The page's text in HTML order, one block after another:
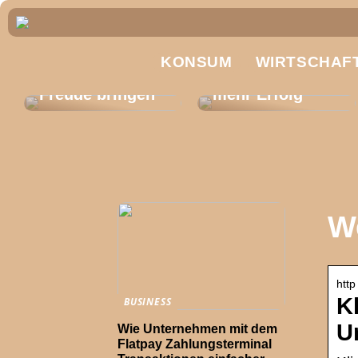
KONSUM
Glücklich sein –
Freude bringen
So gelangen
mehr Erfolg
http
BUSINESS
Wie Unternehmen mit dem
Flatpay Zahlungsterminal